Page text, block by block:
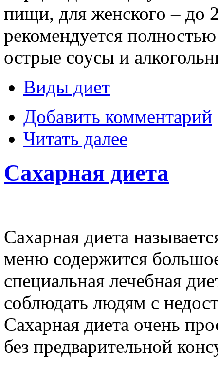
пищи, для женского – до
рекомендуется
острые соусы и
Виды диет
Добавить комментарий
Читать далее
Сахарная диета
Сахарная диета
меню содержится
специальная лечебная
соблюдать людям с
Сахарная диета очень
без предварительной